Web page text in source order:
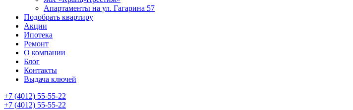
Апартаменты на ул. Гагарина 57
Подобрать квартиру
Акции
Ипотека
Ремонт
О компании
Блог
Контакты
Выдача ключей
+7 (4012) 55-55-22
+7 (4012) 55-55-22